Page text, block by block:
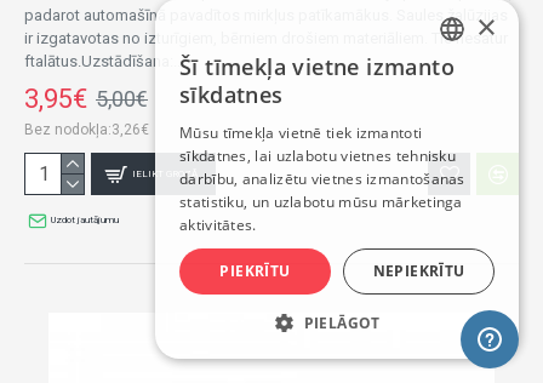
padarot automašīnā pavadītos mirkļus patīkamākus. Saules žalūzijas
ir izgatavotas no izturīgiem, bērniem drošiem materiāliem. Tie nesatur
ftalātus.Uzstādīšana:..
3,95€ 5,00€
Bez nodokļa:3,26€
IELIKT GROZĀ
Uzdot jautājumu
LATVIAN
ENGLISH
×
Šī tīmekļa vietne izmanto
sīkdatnes
Mūsu tīmekļa vietnē tiek izmantoti
sīkdatnes, lai uzlabotu vietnes tehnisku
darbību, analizētu vietnes izmantošanas
statistiku, un uzlabotu mūsu mārketinga
aktivitātes.
PIEKRĪTU NEPIEKRĪTU
PIELĀGOT